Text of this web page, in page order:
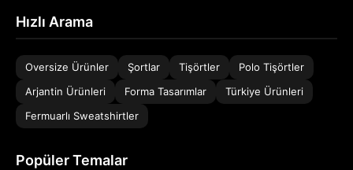
Hızlı Arama
Oversize Ürünler Şortlar Tişörtler
Polo Tişörtler
Arjantin Ürünleri
Forma Tasarımlar
Türkiye Ürünleri
Fermuarlı Sweatshirtler
Popüler Temalar